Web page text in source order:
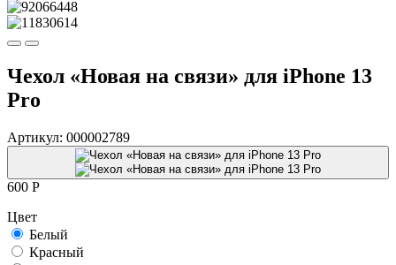
Чехол «Новая на связи» для iPhone 13
Pro
Артикул: 000002789
600 P
Цвет
Белый
Красный